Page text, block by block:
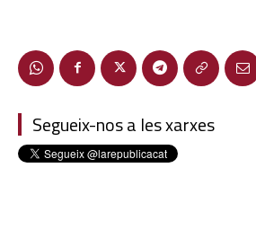
Segueix-nos a les xarxes